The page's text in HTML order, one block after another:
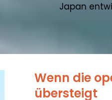
Japan
Wenn die
übersteigt